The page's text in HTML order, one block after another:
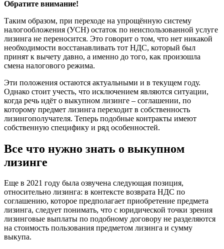
Обратите внимание!
Таким образом, при переходе на упрощённую систему
налогообложения (УСН) остаток по неиспользованной услуге
лизинга не переносится. Это говорит о том, что нет никакой
необходимости восстанавливать тот НДС, который был
принят к вычету давно, а именно до того, как произошла
смена налогового режима.
Эти положения остаются актуальными и в текущем году.
Однако стоит учесть, что исключением являются ситуации,
когда речь идёт о выкупном лизинге – соглашении, по
которому предмет лизинга переходит в собственность
лизингополучателя. Теперь подобные контракты имеют
собственную специфику и ряд особенностей.
Все что нужно знать о выкупном
лизинге
Еще в 2021 году была озвучена следующая позиция,
относительно лизинга: в контексте возврата НДС по
соглашению, которое предполагает приобретение предмета
лизинга, следует понимать, что с юридической точки зрения
лизинговые выплаты по подобному договору не разделяются
на стоимость пользования предметом лизинга и сумму
выкупа.